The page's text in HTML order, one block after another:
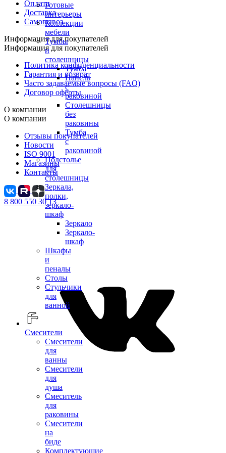
Готовые
интерьеры
Коллекции
мебели
Тумбы
и
столешницы
Тумба
Панель
с
раковиной
Столешницы
без
раковины
Тумба
с
раковиной
Подстолье
для
столешницы
Зеркала,
полки,
зеркало-
шкаф
Зеркало
Зеркало-
шкаф
Шкафы
и
пеналы
Столы
Стульчики
для
ванной
Смесители
Смесители
для
ванны
Смесители
для
душа
Смеситель
для
раковины
Смесители
на
биде
Комплектующие
Оплата
Доставка
Самовывоз
Информация для покупателей
Информация для покупателей
Политика конфиденциальности
Гарантия и возврат
Часто задаваемые вопросы (FAQ)
Договор оферты
О компании
О компании
Отзывы покупателей
Новости
ISO 9001
Магазины
Контакты
8 800 550 30 13